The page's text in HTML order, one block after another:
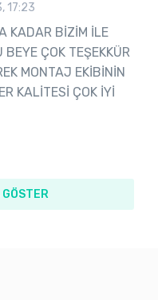
17:23
KADAR BİZİM İLE
ÇOK TEŞEKKÜR
MONTAJ EKİBİNİN
KALİTESİ ÇOK İYİ